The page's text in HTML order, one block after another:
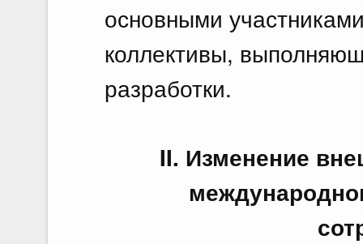
основными
коллективы,
разработки.
II. Изменение